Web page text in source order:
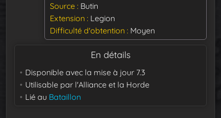
Source Butin
Extension
Legion
Difficulté d'obtention
Moyen
En détails
Disponible avec la mise à jour 7.3
Utilisable par l'Alliance et la Horde
Lié au Bataillon